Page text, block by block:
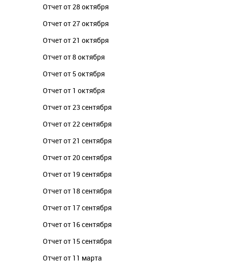
Отчет от 28 октября
Отчет от 27 октября
Отчет от 21 октября
Отчет от 8 октября
Отчет от 5 октября
Отчет от 1 октября
Отчет от 23 сентября
Отчет от 22 сентября
Отчет от 21 сентября
Отчет от 20 сентября
Отчет от 19 сентября
Отчет от 18 сентября
Отчет от 17 сентября
Отчет от 16 сентября
Отчет от 15 сентября
Отчет от 11 марта